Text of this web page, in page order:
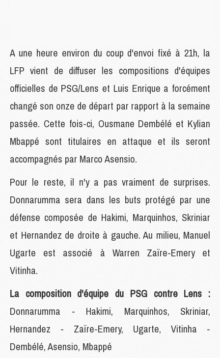
A une heure environ du coup d'envoi fixé à 21h, la
LFP vient de diffuser les compositions d'équipes
officielles de PSG/Lens et Luis Enrique a forcément
changé son onze de départ par rapport à la semaine
passée. Cette fois-ci, Ousmane Dembélé et Kylian
Mbappé sont titulaires en attaque et ils seront
accompagnés par Marco Asensio.
Pour le reste, il n'y a pas vraiment de surprises.
Donnarumma sera dans les buts protégé par une
défense composée de Hakimi, Marquinhos, Skriniar
et Hernandez de droite à gauche. Au milieu, Manuel
Ugarte est associé à Warren Zaïre-Emery et
Vitinha.
La composition d'équipe du PSG contre Lens :
Donnarumma - Hakimi, Marquinhos, Skriniar,
Hernandez - Zaïre-Emery, Ugarte, Vitinha -
Dembélé, Asensio, Mbappé